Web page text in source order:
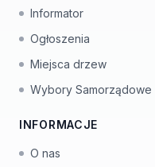
Informator
Ogłoszenia
Miejsca drzew
Wybory Samorządowe
INFORMACJE
O nas